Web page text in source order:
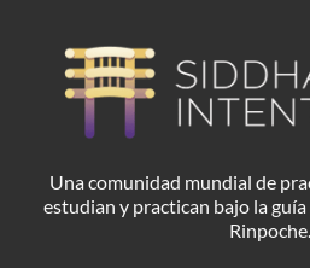
Una comunidad mundial de
estudian y practican bajo la
Rinpoche.